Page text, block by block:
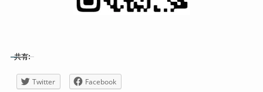
共有:
Twitter Facebook